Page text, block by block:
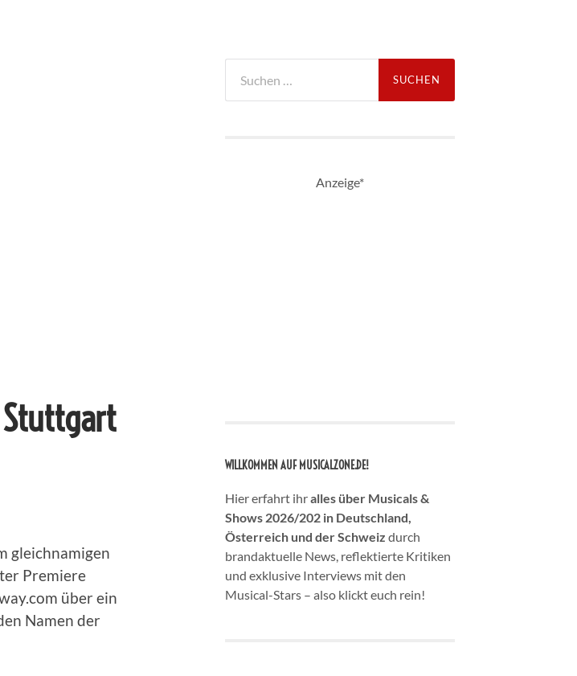
gleichnamigen
Premiere
über ein
Namen der
nach:
Anzeige*
WILLKOMMEN AUF MUSICALZONE.DE!
Hier erfahrt ihralles über Musicals &
Shows 2026/202 in Deutschland,
Österreich und der Schweiz durch
brandaktuelle News, reflektierte Kritiken
und exklusive Interviews mit den
Musical-Stars – also klickt euch rein!